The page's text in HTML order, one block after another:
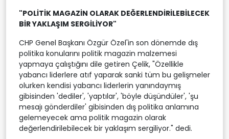
"POLİTİK MAGAZİN OLARAK DEĞERLENDİRİLEBİLECEK
BİR YAKLAŞIM SERGİLİYOR"
CHP Genel Başkanı Özgür Özel'in son dönemde dış
politika konularını politik magazin malzemesi
yapmaya çalıştığını dile getiren Çelik, "Özellikle
yabancı liderlere atıf yaparak sanki tüm bu gelişmeler
olurken kendisi yabancı liderlerin yanındaymış
gibisinden 'dediler', 'yaptılar', 'böyle düşündüler', 'şu
mesajı gönderdiler' gibisinden dış politika anlamına
gelemeyecek ama politik magazin olarak
değerlendirilebilecek bir yaklaşım sergiliyor." dedi.